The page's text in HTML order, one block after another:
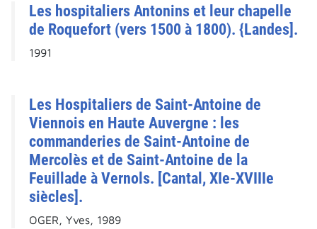
Les hospitaliers Antonins et leur chapelle
de Roquefort (vers 1500 à 1800). {Landes].
1991
Les Hospitaliers de Saint-Antoine de
Viennois en Haute Auvergne : les
commanderies de Saint-Antoine de
Mercolès et de Saint-Antoine de la
Feuillade à Vernols. [Cantal, XIe-XVIIIe
siècles].
OGER, Yves, 1989